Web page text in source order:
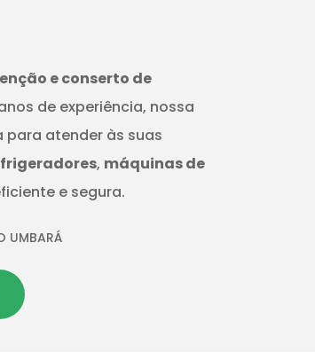
e conserto de
de experiência, nossa
atender às suas
, máquinas de
e segura.
UMBARÁ